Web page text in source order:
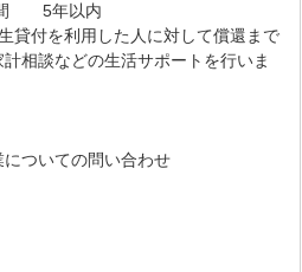
以内
付を利用した人に対して償還まで
相談などの生活サポートを行いま
ついての問い合わせ